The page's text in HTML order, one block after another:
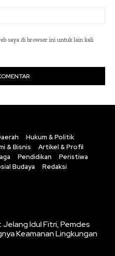
saya di browser ini untuk lain kali
Hukum & Politik
& Bisnis
Artikel & Profil
Pendidikan
Peristiwa
Budaya Redaksi
Idul Fitri, Pemdes
Keamanan Lingkungan